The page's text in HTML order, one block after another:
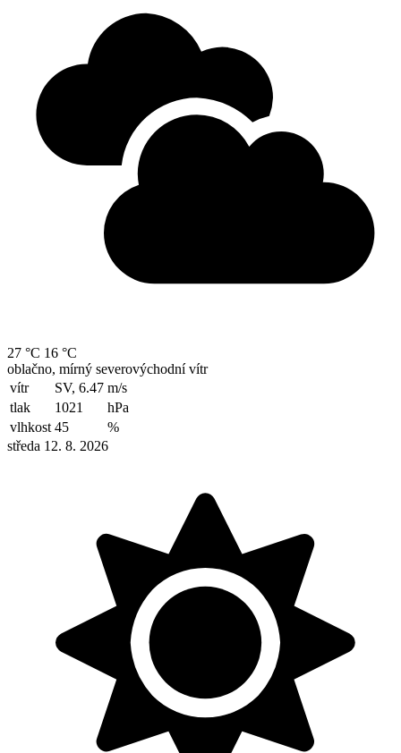
27 °C 16 °C
oblačno, mírný severovýchodní vítr
vítr
SV, 6.47 m/s
tlak
1021
hPa
vlhkost 45
%
středa 12. 8. 2026